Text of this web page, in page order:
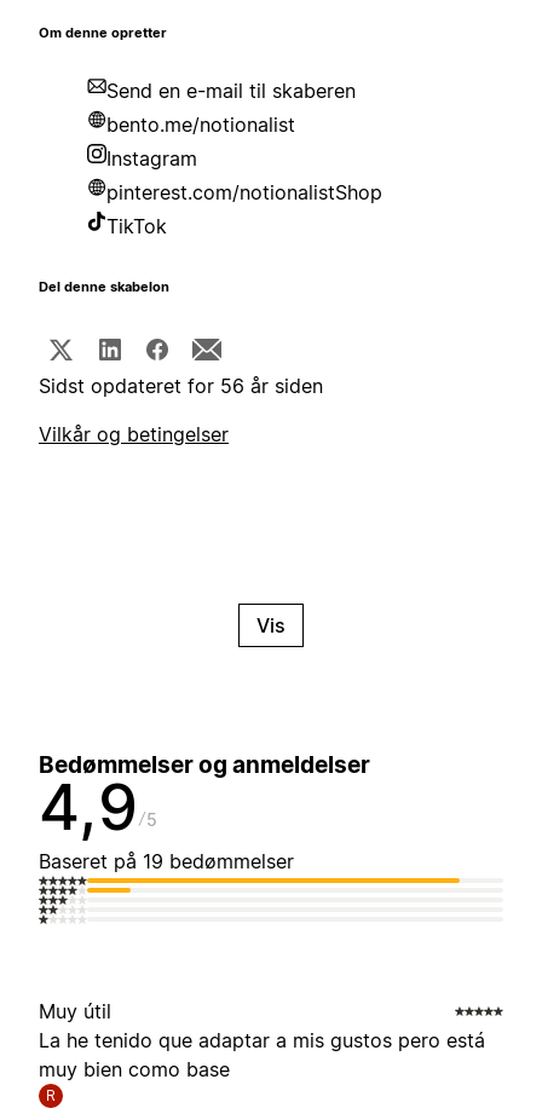
Om denne opretter
Send en e-mail til skaberen
bento.me/notionalist
Instagram
pinterest.com/notionalistShop
TikTok
Del denne skabelon
Sidst opdateret for 56 år siden
Vilkår og betingelser
Vis
Bedømmelser og anmeldelser
4,9 5
Baseret på 19 bedømmelser
Muy útil
La he tenido que adaptar a mis gustos pero está
muy bien como base
R